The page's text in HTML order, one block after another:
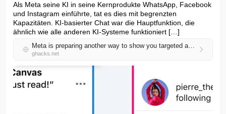
Als Meta seine KI in seine Kernprodukte WhatsApp, Facebook
und Instagram einführte, tat es dies mit begrenzten
Kapazitäten. KI-basierter Chat war die Hauptfunktion, die
ähnlich wie alle anderen KI-Systeme funktioniert […]
Meta is preparing another way to show you targeted ads and you can't opt out
ghacks.net